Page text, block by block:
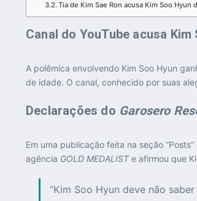
Tia de Kim Sae Ron acusa Kim Soo
Canal do YouTube acusa
A polêmica envolvendo Kim Soo Hyun
de idade. O canal, conhecido por suas
Declarações do Garosero
Em uma publicação feita na seção
agência GOLD MEDALISTe afirmou que
“Kim Soo Hyun deve não